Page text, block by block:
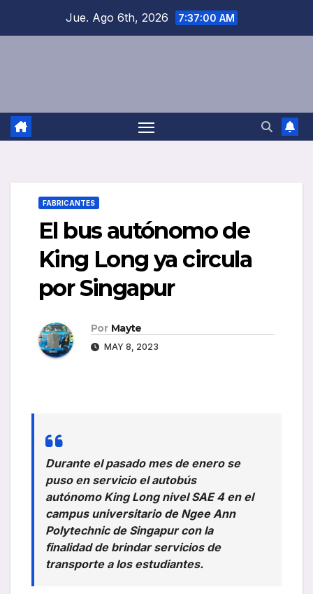
Jue. Ago 6th, 2026 7:37:00 AM
FABRICANTES
El bus autónomo de
King Long ya circula
por Singapur
Por Mayte
MAY 8, 2023
Durante el pasado mes de enero se
puso en servicio el autobús
autónomo King Long nivel SAE 4 en el
campus universitario de Ngee Ann
Polytechnic de Singapur con la
finalidad de brindar servicios de
transporte a los estudiantes.